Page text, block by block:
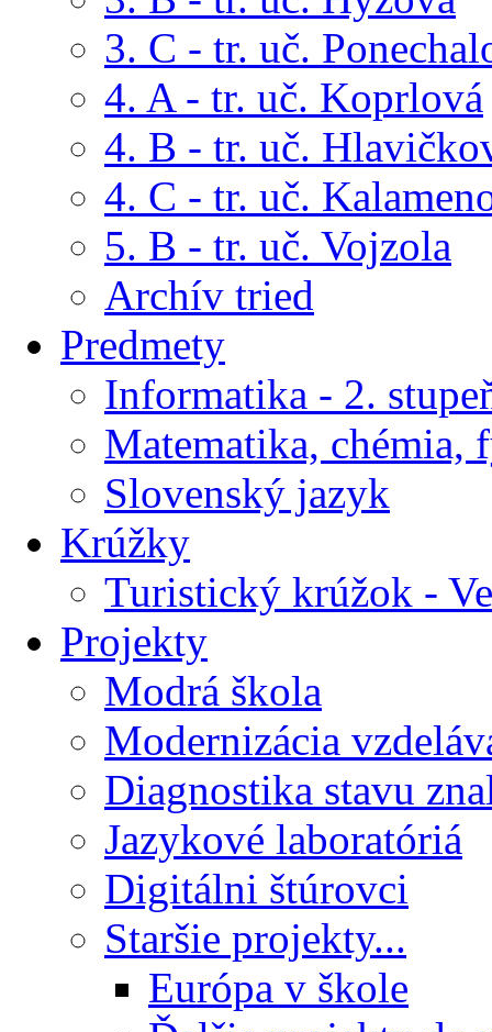
3. C - tr. uč.
4. A - tr. uč. Koprlová
4. B - tr. uč.
4. C - tr. uč.
5. B - tr. uč. Vojzola
Archív tried
Predmety
Informatika - 2.
Matematika, chémia,
Slovenský jazyk
Krúžky
Turistický krúžok -
Projekty
Modrá škola
Modernizácia
Diagnostika stavu
Jazykové laboratóriá
Digitálni štúrovci
Staršie projekty...
Európa v škole